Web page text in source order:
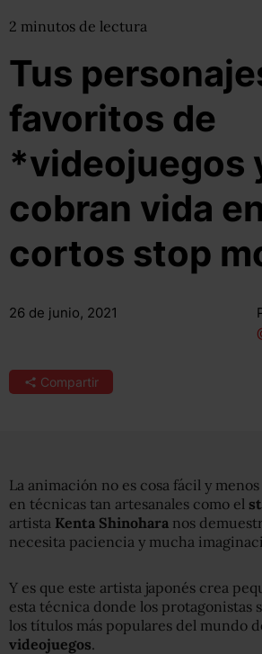
2 minutos de lectura
Tus
favoritos de
*videojuegos
cobran vida
cortos stop
26 de junio, 2021
Compartir
La animación no es cosa fácil y
en técnicas tan artesanales como el
artista Kenta Shinohara nos
necesita paciencia y mucha
Y es que este artista japonés crea
esta técnica donde los protagonistas
los títulos más populares del mundo
videojuegos.